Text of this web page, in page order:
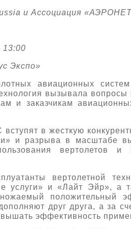
и Ассоциация
Экспо»
авиационных
вызывала вопросы
и заказчикам
в жесткую
и разрыва в масштабе
вертолетов
вертолетной
услуги» и «Лайт Эйр», а
положительный
друг друга, а за
эффективность